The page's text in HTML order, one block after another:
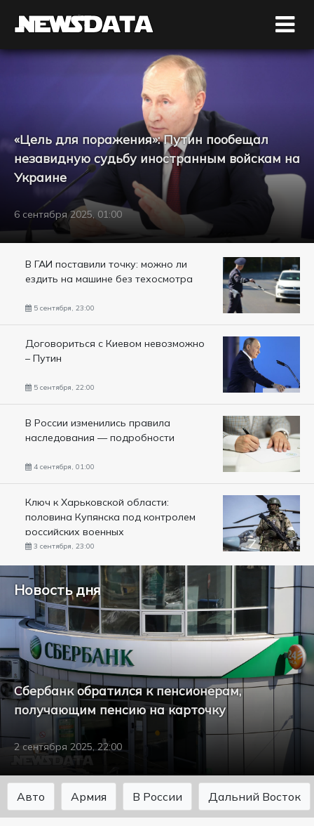
«Цель для поражения»: Путин пообещал
незавидную судьбу иностранным войскам на
Украине
6 сентября 2025, 01:00
В ГАИ поставили точку: можно ли
ездить на машине без техосмотра
5 сентября, 23:00
Договориться с Киевом невозможно
– Путин
5 сентября, 22:00
В России изменились правила
наследования — подробности
4 сентября, 01:00
Ключ к Харьковской области:
половина Купянска под контролем
российских военных
3 сентября, 23:00
Новость дня
Сбербанк обратился к пенсионерам,
получающим пенсию на карточку
2 сентября 2025, 22:00
Авто Армия В России Дальний Восток